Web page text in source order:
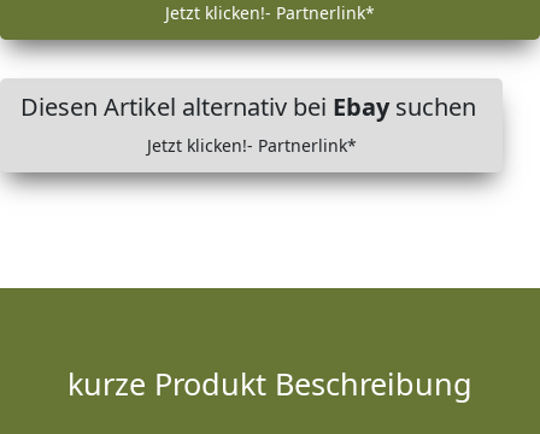
Jetzt klicken!- Partnerlink*
Diesen Artikel alternativ bei Ebaysuchen
Jetzt klicken!- Partnerlink*
kurze Produkt Beschreibung